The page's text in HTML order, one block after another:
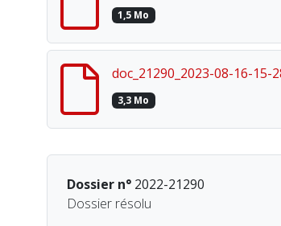
1,5 Mo
doc_21290_2023-08-16-15-
3,3 Mo
Dossier n°2022-21290
Dossier résolu